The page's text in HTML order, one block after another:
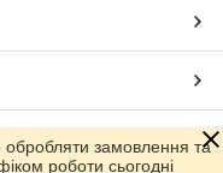
замовлення та
роботи сьогодні